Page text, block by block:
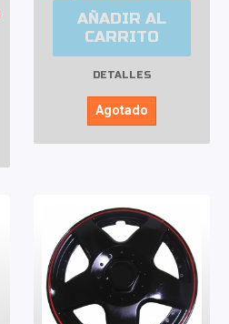
AÑADIR AL
CARRITO
DETALLES
Agotado